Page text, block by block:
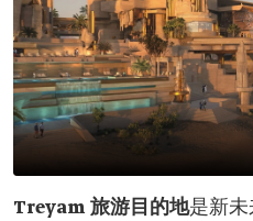
Treyam 旅游目的地是新